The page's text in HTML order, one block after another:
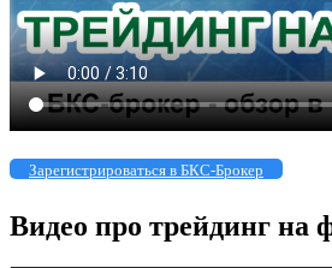
Зарегистрироваться в БКС-Брокер
Видео про трейдинг на